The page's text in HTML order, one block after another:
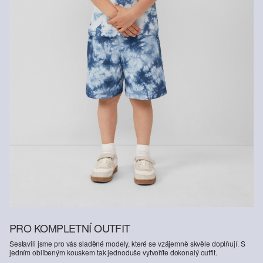
Vlákna s certifikátem udržitelnosti
V oblasti vláken s certifikátem udržitelnosti používáme přírodní
vlákna z obnovitelných zdrojů. Pěstování surovin k jejich výrobě je
Podpora Better Cotton: Když se rozhodnete pro naše výrobky z
bavlny, podpoříte tím naši investici do úsilí organizace Better
Cotton pomáhat komunitám, aby se zachovaly a prosperovaly. A
zároveň podpoříte jejich snahu chránit a obnovovat životní
prostředí. Organizace Better Cotton podporuje zemědělské
komunity ze sociálního, ekologického a ekonomického hlediska
tak, že školí zemědělce v oblasti udržitelnějších zemědělských
metod. Tento výrobek byl vyroben systémem hmotnostní bilance, a
proto bavlnu Better Cotton nemusí obsahovat. Další informace
PRO KOMPLETNÍ OUTFIT
Sestavili jsme pro vás sladěné modely, které se vzájemně skvěle doplňují. S
jedním oblíbeným kouskem tak jednoduše vytvoříte dokonalý outfit.